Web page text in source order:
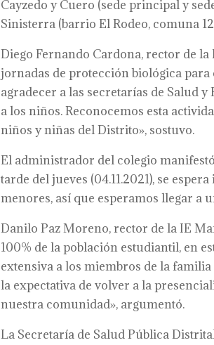
Cayzedo y Cuero (sede principal y
Sinisterra (barrio El Rodeo, comuna
Diego Fernando Cardona, rector de
jornadas de protección biológica
agradecer a las secretarías de Salud
a los niños. Reconocemos esta
niños y niñas del Distrito», sostuvo.
El administrador del colegio
tarde del jueves (04.11.2021), se
menores, así que esperamos llegar a
Danilo Paz Moreno, rector de la IE
100% de la población estudiantil, en
extensiva a los miembros de la
la expectativa de volver a la
nuestra comunidad», argumentó.
La Secretaría de Salud Pública